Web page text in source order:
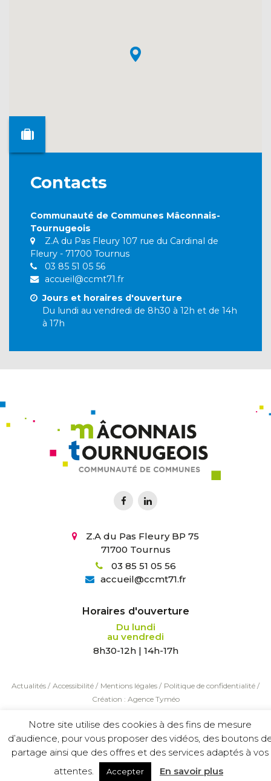
Contacts
Communauté de Communes Mâconnais-
Tournugeois
Z.A du Pas Fleury 107 rue du Cardinal de
Fleury - 71700 Tournus
03 85 51 05 56
accueil@ccmt71.fr
Jours et horaires d'ouverture
Du lundi au vendredi de 8h30 à 12h et de 14h
à 17h
Z.A du Pas Fleury BP 75
71700 Tournus
03 85 51 05 56
accueil@ccmt71.fr
Horaires d'ouverture
Du lundi
au vendredi
8h30-12h | 14h-17h
Actualités / Accessibilité / Mentions légales / Politique de confidentialité /
Création : Agence Tyméo
Notre site utilise des cookies à des fins de mesure
d’audience, pour vous proposer des vidéos, des boutons
partage ainsi que des offres et des services adaptés à vos
attentes.
Accepter En savoir plus